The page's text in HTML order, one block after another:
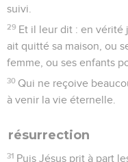
suivi.
29 Et il leur dit : en vérité
ait quitté sa maison, ou
femme, ou ses enfants
30 Qui ne reçoive
à venir la vie éternelle.
résurrection
31 Puis Jésus prit à part